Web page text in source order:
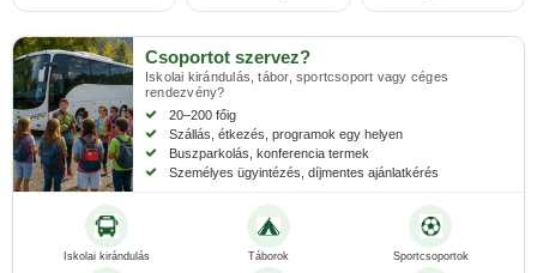
Csoportot szervez?
Iskolai kirándulás, tábor, sportcsoport vagy céges
rendezvény?
20–200 főig
Szállás, étkezés, programok egy helyen
Buszparkolás, konferencia termek
Személyes ügyintézés, díjmentes ajánlatkérés
Iskolai kirándulás Táborok Sportcsoportok